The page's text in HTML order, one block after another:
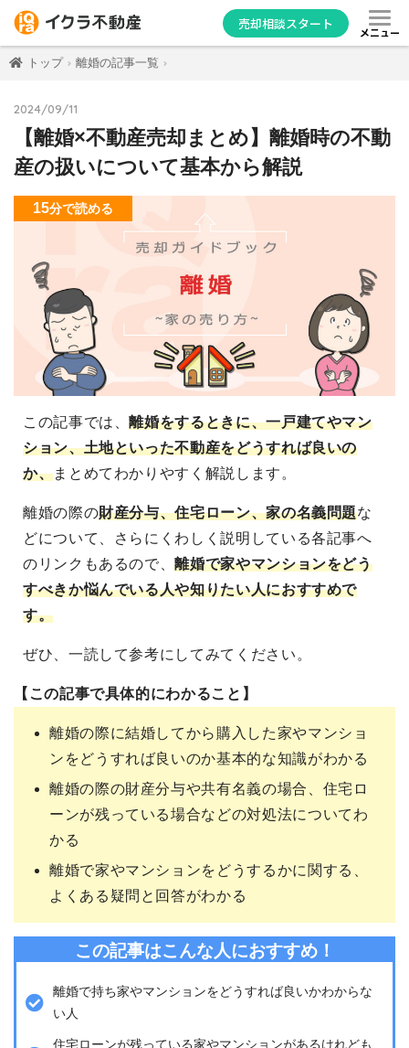
売却相談スタート
メニュー
トップ 離婚の記事一覧
2024/09/11
【離婚×不動産売却まとめ】離婚時の不動
産の扱いについて基本から解説
15分で読める
この記事では、離婚をするときに、一戸建てやマン
ション、土地といった不動産をどうすれば良いの
か、まとめてわかりやすく解説します。
離婚の際の財産分与、住宅ローン、家の名義問題な
どについて、さらにくわしく説明している各記事へ
のリンクもあるので、離婚で家やマンションをどう
すべきか悩んでいる人や知りたい人におすすめで
す。
ぜひ、一読して参考にしてみてください。
【この記事で具体的にわかること】
離婚の際に結婚してから購入した家やマンショ
ンをどうすれば良いのか基本的な知識がわかる
離婚の際の財産分与や共有名義の場合、住宅ロ
ーンが残っている場合などの対処法についてわ
かる
離婚で家やマンションをどうするかに関する、
よくある疑問と回答がわかる
この記事はこんな人におすすめ！
離婚で持ち家やマンションをどうすれば良いかわからな
い人
住宅ローンが残っている家やマンションがあるけれども